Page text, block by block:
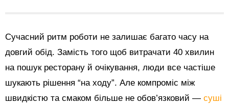
Сучасний ритм роботи не залишає багато часу на
довгий обід. Замість того щоб витрачати 40 хвилин
на пошук ресторану й очікування, люди все частіше
шукають рішення “на ходу”. Але компроміс між
швидкістю та смаком більше не обов’язковий — суші